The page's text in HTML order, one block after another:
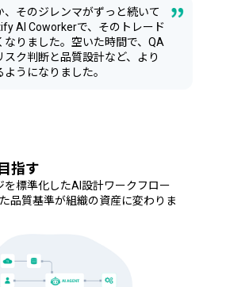
、そのジレンマがずっと続いて
AI Coworkerで、そのトレード
なりました。空いた時間で、QA
スク判断と品質設計など、より
うになりました。
指す
を標準化したAI設計ワークフロー
品質基準が組織の資産に変わりま